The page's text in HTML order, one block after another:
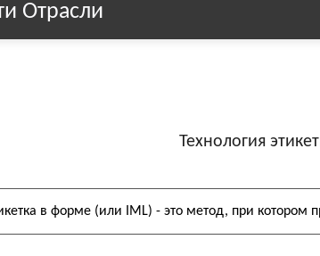
Отрасли
Технология
в форме (или IML) - это метод, при котором